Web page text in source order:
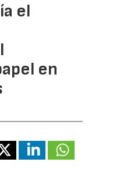
el
en